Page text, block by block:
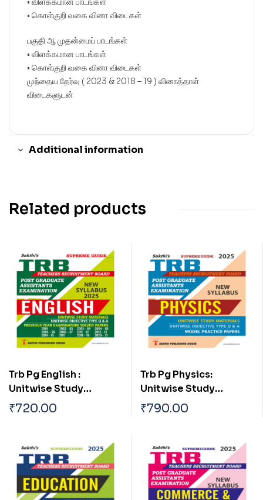
• கொள்குறி வகை வினா விடைகள்
பகுதி ஆ முதன்மைப் பாடங்கள்
• விளக்கமான பாடங்கள்
• கொள்குறி வகை வினா விடைகள்
முந்தைய தேர்வு ( 2023 & 2018 – 19 ) வினாத்தாள்
விடைகளுடன்
Additional information
Related products
Trb Pg English :
Unitwise Study
Materials & Exam
from Previous Years
₹720.00
Trb Pg Physics:
Unitwise Study
Materials with
Exam Solved Papers
(2021-2022) Based on
New Syllabus
₹790.00